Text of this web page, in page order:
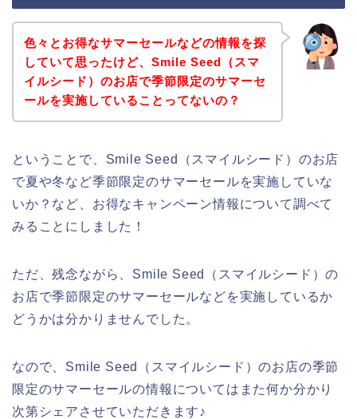
色々とお得なサマーセールなどの情報を探
していて思ったけど、Smile Seed（スマ
イルシード）のお店で季節限定のサマーセ
ールを実施していることってないの？
ということで、Smile Seed（スマイルシード）のお店
で夏や冬など季節限定のサマーセールを実施していな
いか？など、お得なキャンペーン情報について調べて
みることにしました！
ただ、残念ながら、Smile Seed（スマイルシード）の
お店で季節限定のサマーセールなどを実施しているか
どうかは分かりませんでした。
なので、Smile Seed（スマイルシード）のお店の季節
限定のサマーセールの情報についてはまた何か分かり
次第シェアさせていただきます♪